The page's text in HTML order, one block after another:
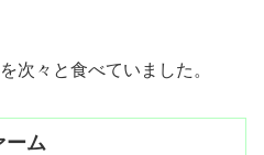
次々と食べていました。
ーム